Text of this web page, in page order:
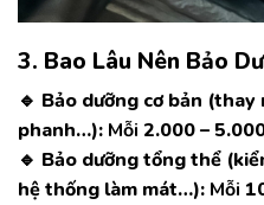
3. Bao Lâu Nên Bảo
🔹 Bảo dưỡng cơ bản
phanh…): Mỗi 2.000 –
🔹 Bảo dưỡng tổng thể
hệ thống làm mát…): Mỗi